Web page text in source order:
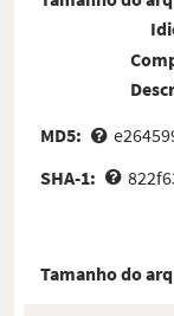
MD5:
SHA-1:
Tamanho do